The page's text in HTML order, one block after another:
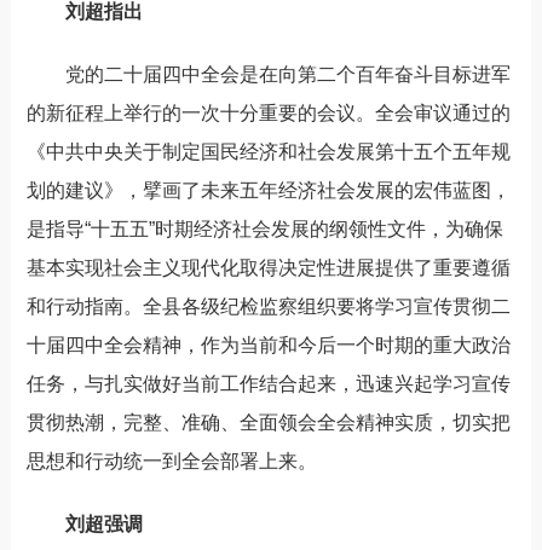
刘超指出
党的二十届四中全会是在向第二个百年奋斗目标进军
的新征程上举行的一次十分重要的会议。全会审议通过的
《中共中央关于制定国民经济和社会发展第十五个五年规
划的建议》，擘画了未来五年经济社会发展的宏伟蓝图，
是指导“十五五”时期经济社会发展的纲领性文件，为确保
基本实现社会主义现代化取得决定性进展提供了重要遵循
和行动指南。全县各级纪检监察组织要将学习宣传贯彻二
十届四中全会精神，作为当前和今后一个时期的重大政治
任务，与扎实做好当前工作结合起来，迅速兴起学习宣传
贯彻热潮，完整、准确、全面领会全会精神实质，切实把
思想和行动统一到全会部署上来。
刘超强调